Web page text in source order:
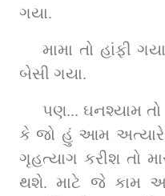
ગયા.
મામા તો હાંફી
બેસી ગયા.
પણ... ઘનશ્યામ તો
કે જો હું આમ અત્યારે
ગૃહત્યાગ કરીશ તો
થશે. માટે જે કામ